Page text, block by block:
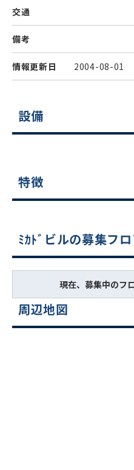
交通
備考
情報更新日 2004-08-01
設備
特徴
ﾐｶﾄﾞビルの募集フ
現在、募集中のフ
周辺地図